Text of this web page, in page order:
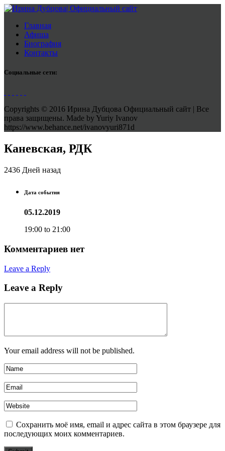
Главная
Афиша
Биография
Контакты
Социальные сети:
Copyrights © 2016 Ирина Дубцова Официальный сайт | Все
права защищены. Made by Yuriy Ivanov
https://www.behance.net/ivanovyuri871d
Каневская, РДК
2436 Дней назад
Дата события
05.12.2019
19:00 to 21:00
Комментариев нет
Leave a Reply
Leave a Reply
Your email address will not be published.
Сохранить моё имя, email и адрес сайта в этом браузере для
последующих моих комментариев.